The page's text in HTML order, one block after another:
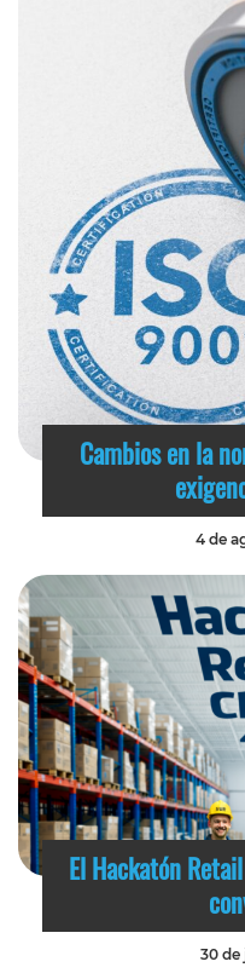
Cambios en la
4 de
El Hackatón
30 de